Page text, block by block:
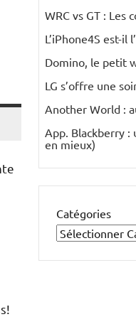
WRC vs GT : Les
L’iPhone4S est-il
Domino, le petit
LG s’offre une
Another World :
App. Blackberry :
en mieux)
Catégories